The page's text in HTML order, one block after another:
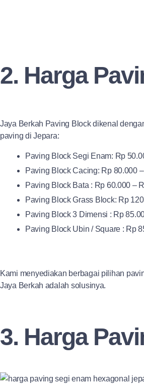
2. Harga
Jaya Berkah Paving Block dikenal
paving di Jepara:
Paving Block Segi Enam: Rp
Paving Block Cacing: Rp 80.000
Paving Block Bata : Rp 60.000 –
Paving Block Grass Block: Rp
Paving Block 3 Dimensi : Rp
Paving Block Ubin / Square : Rp
Kami menyediakan berbagai pilihan
Jaya Berkah adalah solusinya.
3. Harga